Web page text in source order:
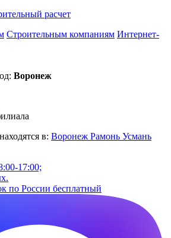
расчет
Строительным компаниям Интернет-
Воронеж
в: Воронеж Рамонь Усмань
17:00;
по России бесплатный